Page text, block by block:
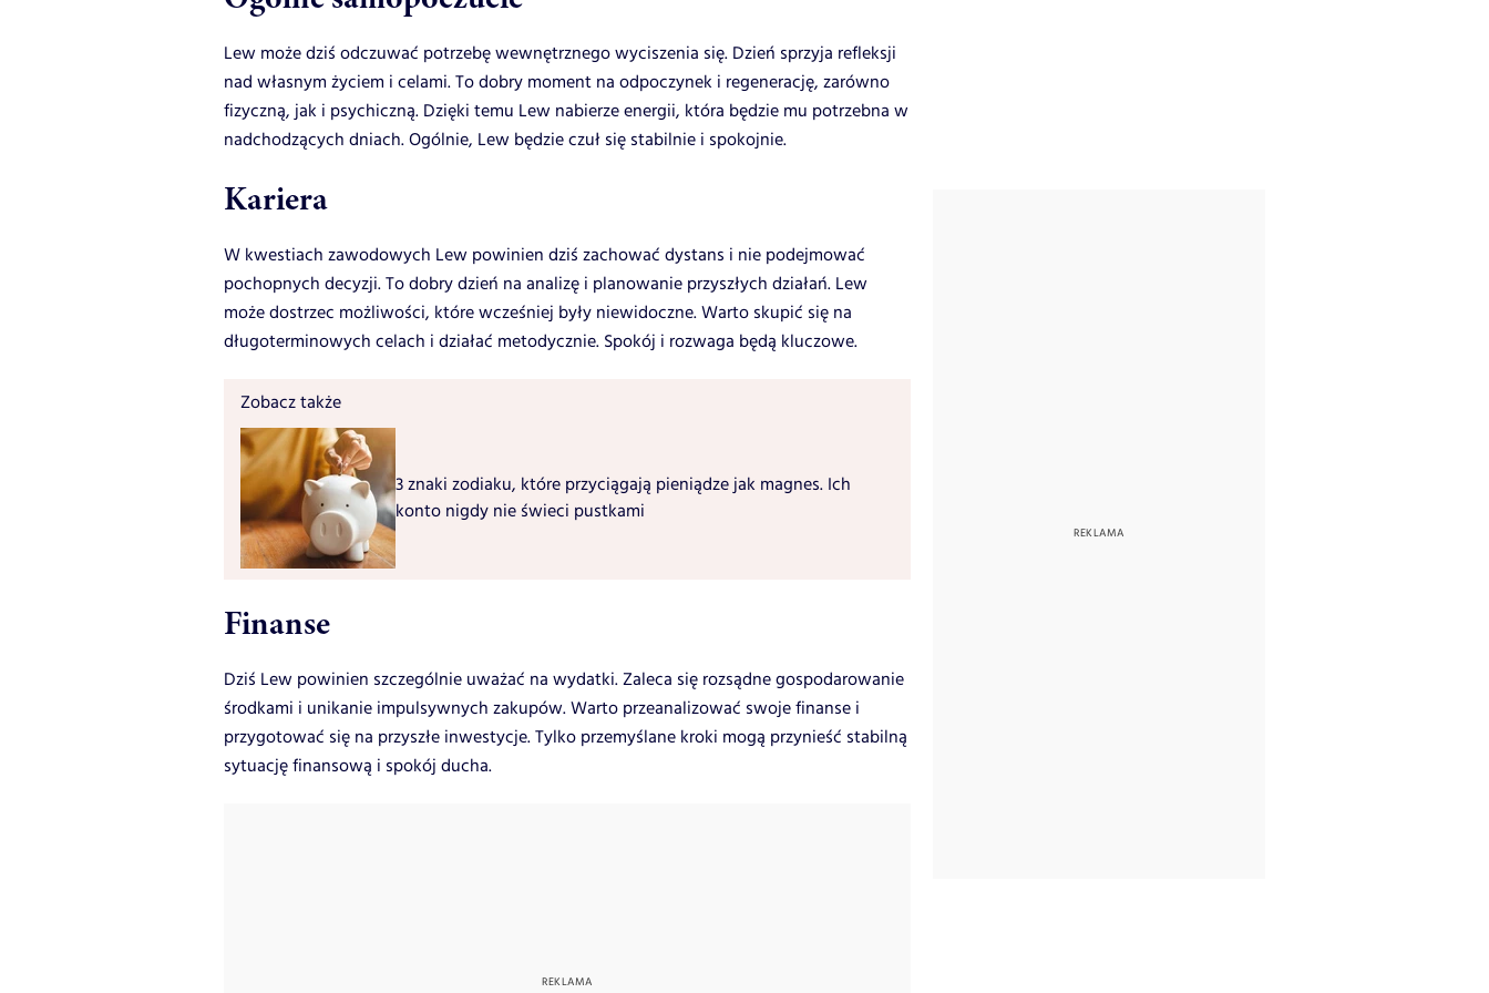
Lew może dziś odczuwać potrzebę wewnętrznego wyciszenia się. Dzień sprzyja refleksji
nad własnym życiem i celami. To dobry moment na odpoczynek i regenerację, zarówno
fizyczną, jak i psychiczną. Dzięki temu Lew nabierze energii, która będzie mu potrzebna w
nadchodzących dniach. Ogólnie, Lew będzie czuł się stabilnie i spokojnie.
Kariera
W kwestiach zawodowych Lew powinien dziś zachować dystans i nie podejmować
pochopnych decyzji. To dobry dzień na analizę i planowanie przyszłych działań. Lew
może dostrzec możliwości, które wcześniej były niewidoczne. Warto skupić się na
długoterminowych celach i działać metodycznie. Spokój i rozwaga będą kluczowe.
Zobacz także
3 znaki zodiaku, które przyciągają pieniądze jak magnes. Ich
konto nigdy nie świeci pustkami
Finanse
Dziś Lew powinien szczególnie uważać na wydatki. Zaleca się rozsądne gospodarowanie
środkami i unikanie impulsywnych zakupów. Warto przeanalizować swoje finanse i
przygotować się na przyszłe inwestycje. Tylko przemyślane kroki mogą przynieść stabilną
sytuację finansową i spokój ducha.